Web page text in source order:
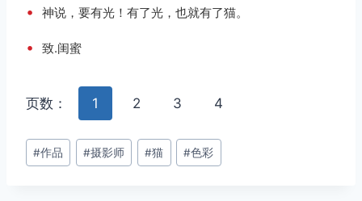
• 神说，要有光！有了光，也就有了猫。
• 致.闺蜜
页数： 1 2 3 4
文
章
#作品 #摄影师 #猫 #色彩